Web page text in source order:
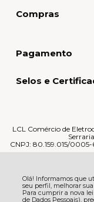
Olá! Informamos que
seu perfil, melhorar
Para cumprir a nova
de Dados Pessoais),
Compras
Pagamento
Selos e
LCL Comércio de
CNPJ: 80.159.015/